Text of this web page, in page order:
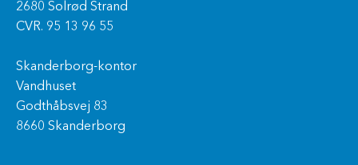
2680 Solrød Strand
CVR. 95 13 96 55
Skanderborg-kontor
Vandhuset
Godthåbsvej 83
8660 Skanderborg